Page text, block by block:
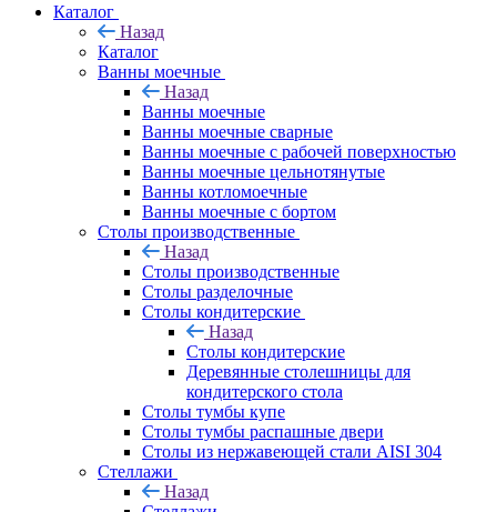
Каталог
Назад
Каталог
Ванны моечные
Назад
Ванны моечные
Ванны моечные сварные
Ванны моечные с рабочей поверхностью
Ванны моечные цельнотянутые
Ванны котломоечные
Ванны моечные с бортом
Столы производственные
Назад
Столы производственные
Столы разделочные
Столы кондитерские
Назад
Столы кондитерские
Деревянные столешницы для
кондитерского стола
Столы тумбы купе
Столы тумбы распашные двери
Столы из нержавеющей стали AISI 304
Стеллажи
Назад